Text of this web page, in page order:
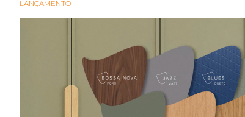
LANÇAMENTO